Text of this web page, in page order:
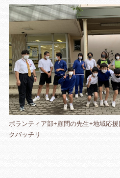
ボランティア部+顧問の先生+地域応
クバッチリ